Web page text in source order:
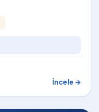
İncele →